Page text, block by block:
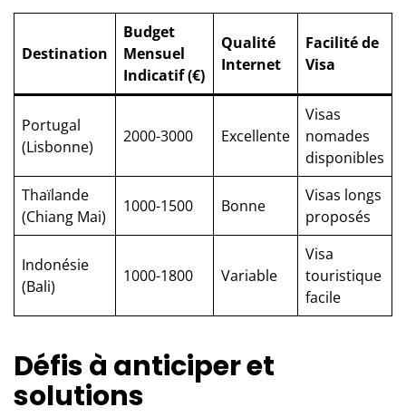
Destination
Budget
Mensuel
Indicatif (€)
Qualité
Internet
Facilité de
Visa
Portugal
(Lisbonne)
2000-3000 Excellente
Visas
nomades
disponibles
Thaïlande
(Chiang Mai)
1000-1500 Bonne
Visas longs
proposés
Indonésie
(Bali)
1000-1800 Variable
Visa
touristique
facile
Défis à anticiper et
solutions